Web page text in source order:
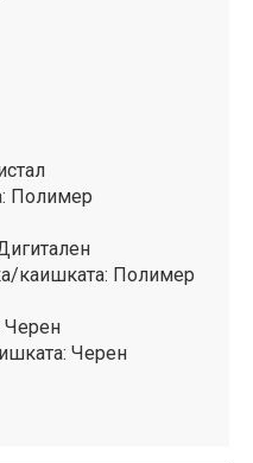
Полимер
каишката: Полимер
Черен
Черен